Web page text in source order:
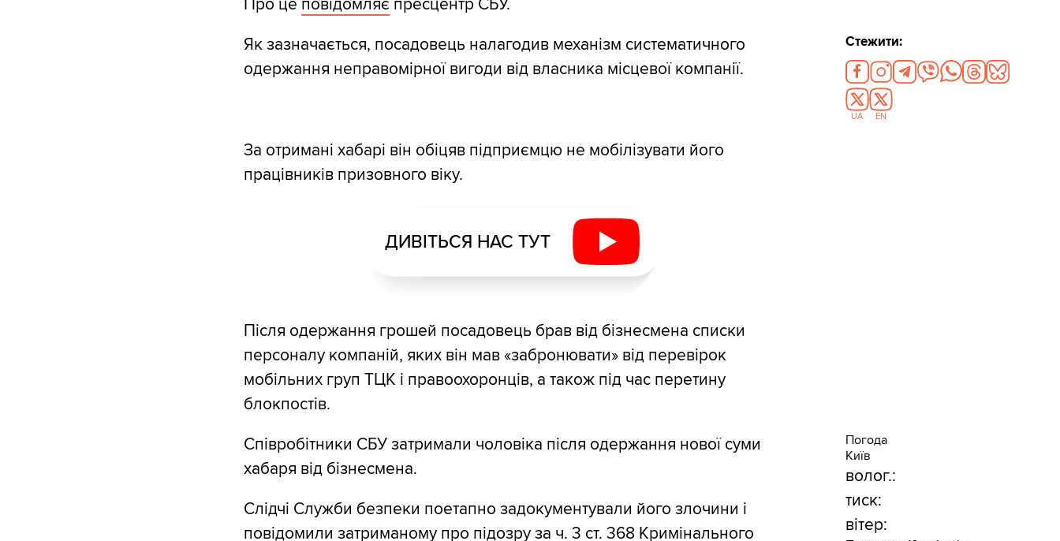
Про це повідомляє пресцентр СБУ.
Як зазначається, посадовець налагодив механізм систематичного
одержання неправомірної вигоди від власника місцевої компанії.
За отримані хабарі він обіцяв підприємцю не мобілізувати його
працівників призовного віку.
ДИВІТЬСЯ НАС ТУТ
Після одержання грошей посадовець брав від бізнесмена списки
персоналу компаній, яких він мав «забронювати» від перевірок
мобільних груп ТЦК і правоохоронців, а також під час перетину
блокпостів.
Співробітники СБУ затримали чоловіка після одержання нової суми
хабаря від бізнесмена.
Слідчі Служби безпеки поетапно задокументували його злочини і
повідомили затриманому про підозру за ч. 3 ст. 368 Кримінального
Стежити:
UA EN
Погода
Київ
волог.:
тиск:
вітер: